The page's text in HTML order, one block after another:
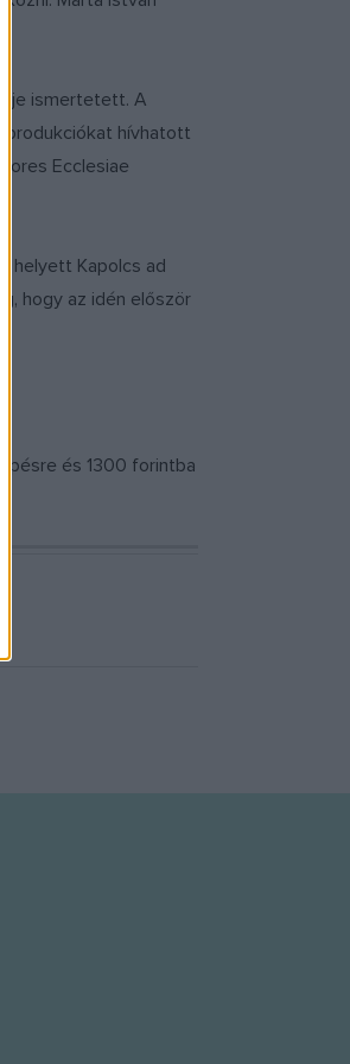
ismertetett. A
produkciókat hívhatott
Ecclesiae
helyett Kapolcs ad
hogy az idén először
és 1300 forintba